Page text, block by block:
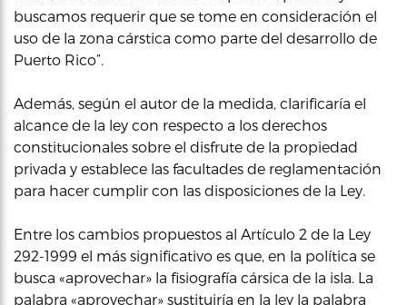
buscamos requerir que se tome en consideración el
uso de la zona cárstica como parte del desarrollo de
Puerto Rico”.
Además, según el autor de la medida, clarificaría el
alcance de la ley con respecto a los derechos
constitucionales sobre el disfrute de la propiedad
privada y establece las facultades de reglamentación
para hacer cumplir con las disposiciones de la Ley.
Entre los cambios propuestos al Artículo 2 de la Ley
292-1999 el más significativo es que, en la política se
busca «aprovechar» la fisiografía cársica de la isla. La
palabra «aprovechar» sustituiría en la ley la palabra